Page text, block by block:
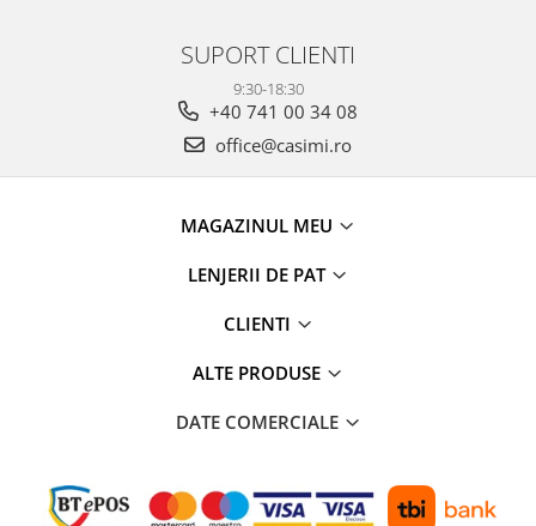
SUPORT CLIENTI
9:30-18:30
+40 741 00 34 08
office@casimi.ro
MAGAZINUL MEU
LENJERII DE PAT
CLIENTI
ALTE PRODUSE
DATE COMERCIALE